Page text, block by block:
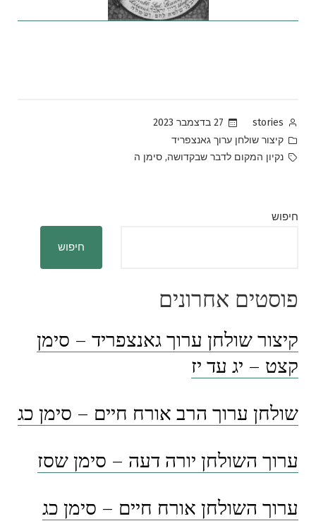
Posted
by
stories
27 בדצמבר 2023
Posted
in
קיצור שולחן ערוך גאנצפריד
Tags:
נקיון המקום לדבר שבקדושה, סימן ה
חיפוש
חיפוש
פוסטים אחרונים
קיצור שולחן ערוך גאנצפריד – סימן
קצט – יג עד יז
שולחן ערוך הרב אורח חיים – סימן כג
ערוך השולחן יורה דעה – סימן שסז
ערוך השולחן אורח חיים – סימן כג